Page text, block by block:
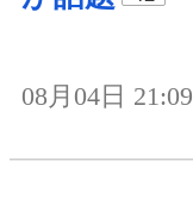
08月04日 21:09